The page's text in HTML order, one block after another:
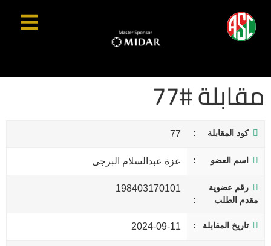
مقابلة #77
كود المقابلة 77
اسم العضو عزة عبدالسلام البرجى
رقم عضوية
مقدم الطلب
198403170101
تاريخ المقابلة 2024-09-11